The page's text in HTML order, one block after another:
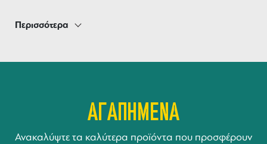
προϊόντων υψηλής ποιότητας με φυσικά συστατικά και
επικεντρώνεται στην καινοτομία και την ανάπτυξη
της.
Περισσότερα
ΑΓΑΠΗΜΕΝΑ
Ανακαλύψτε τα καλύτερα προϊόντα που προσφέρουν